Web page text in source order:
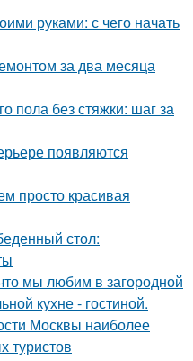
руками: с чего начать
за два месяца
пола без стяжки: шаг за
появляются
просто красивая
стол:
мы любим в загородной
кухне - гостиной.
Москвы наиболее
туристов